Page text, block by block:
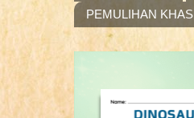
PEMULIHAN KHAS